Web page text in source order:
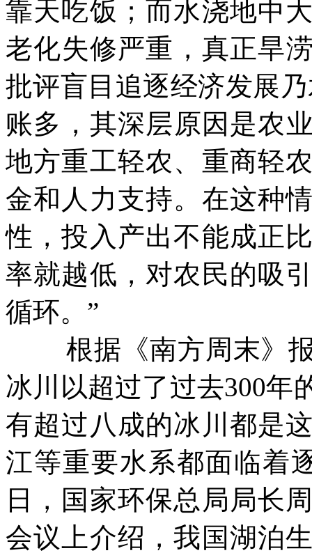
靠天吃饭；而水浇地中
老化失修严重，真正旱
批评盲目追逐经济发展
账多，其深层原因是农
地方重工轻农、重商轻
金和人力支持。在这种
性，投入产出不能成正
率就越低，对农民的吸
循环。”
根据《南方周末》报
冰川以超过了过去300年
有超过八成的冰川都是
江等重要水系都面临着
日，国家环保总局局长
会议上介绍，我国湖泊